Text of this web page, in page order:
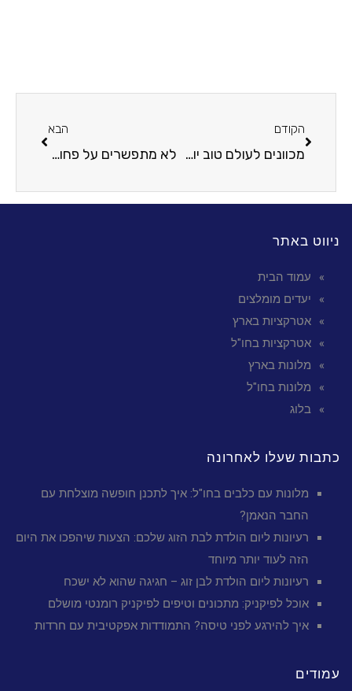
הקודם
מכוונים לעולם טוב יותר: עמותת אחינועם בראשות רפי, איל ומשה אדרעי פועלת למען החברה בישראל
הבא
לא מתפשרים על פחות ממושלם: הכירו את האחים רפי, איל ומשה אדרעי שעומדים בראשות עמותת אחינועם
ניווט באתר
עמוד הבית
יעדים מומלצים
אטרקציות בארץ
אטרקציות בחו"ל
מלונות בארץ
מלונות בחו"ל
בלוג
כתבות שעלו לאחרונה
מלונות עם כלבים בחו"ל: איך לתכנן חופשה מוצלחת עם
החבר הנאמן?
רעיונות ליום הולדת לבת הזוג שלכם: הצעות שיהפכו את היום
הזה לעוד יותר מיוחד
רעיונות ליום הולדת לבן זוג – חגיגה שהוא לא ישכח
אוכל לפיקניק: מתכונים וטיפים לפיקניק רומנטי מושלם
איך להירגע לפני טיסה? התמודדות אפקטיבית עם חרדות
עמודים